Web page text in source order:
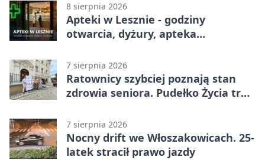
8 sierpnia 2026
Apteki w Lesznie - godziny
otwarcia, dyżury, apteka
7 sierpnia 2026
Ratownicy szybciej poznają stan
zdrowia seniora. Pudełko Życia trafi
7 sierpnia 2026
Nocny drift we Włoszakowicach. 25-
latek stracił prawo jazdy